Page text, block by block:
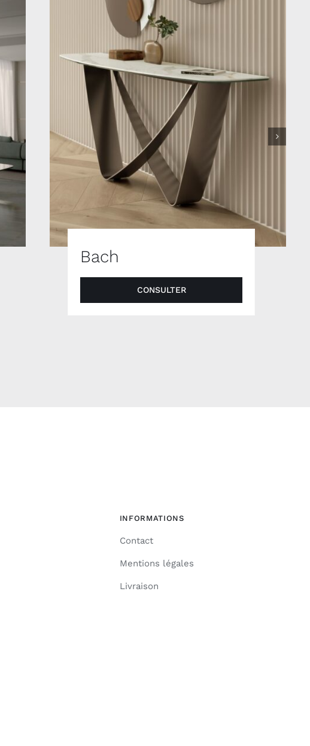
Bach
CONSULTER
INFORMATIONS
Contact
Mentions légales
Livraison